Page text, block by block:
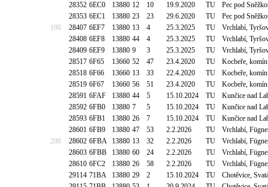
28352 6EC0 13880 12 10 19.9.2020 TU
Pec pod
28353 6EC1 13880 23 23 29.6.2020 TU
Pec pod
190
28407 6EF7 13880 13 4 25.3.2025 TU
Vrchlabí,
28408 6EF8 13880 44 4 25.3.2025 TU
Vrchlabí,
28409 6EF9 13880 9 3 25.3.2025 TU
Vrchlabí,
28517 6F65 13660 52 47 23.4.2020 TU
Kocbeře,
28518 6F66 13660 13 33 22.4.2020 TU
Kocbeře,
28519 6F67 13660 56 51 23.4.2020 TU
Kocbeře,
28591 6FAF 13880 44 5 15.10.2024 TU
Kunčice nad
28592 6FB0 13880 7 5 15.10.2024 TU
Kunčice nad
28593 6FB1 13880 26 7 15.10.2024 TU
Kunčice nad
28601 6FB9 13880 47 53 2.2.2026 TU
Vrchlabí,
200
28602 6FBA 13880 13 32 2.2.2026 TU
Vrchlabí,
28603 6FBB 13880 60 24 2.2.2026 TU
Vrchlabí,
28610 6FC2 13880 26 58 2.2.2026 TU
Vrchlabí,
29114 71BA 13880 29 2 15.10.2024 TU
Chotěvice,